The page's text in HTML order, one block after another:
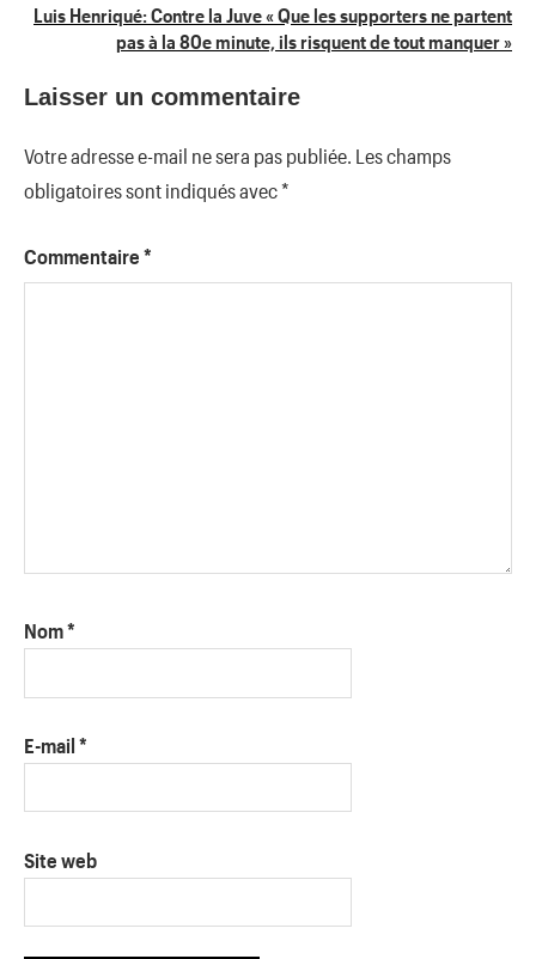
Luis Henriqué: Contre la Juve « Que les supporters ne partent
pas à la 80e minute, ils risquent de tout manquer »
Laisser un commentaire
Votre adresse e-mail ne sera pas publiée. Les champs
obligatoires sont indiqués avec*
Commentaire *
Nom*
E-mail *
Site web